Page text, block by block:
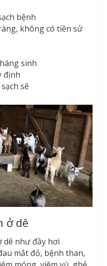
bệnh
không có tiền sử
sinh
định
sẽ
ở dê
như đầy hơi
mắt đỏ, bệnh than,